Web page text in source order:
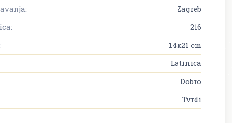
Zagreb
216
14x21 cm
Latinica
Dobro
Tvrdi